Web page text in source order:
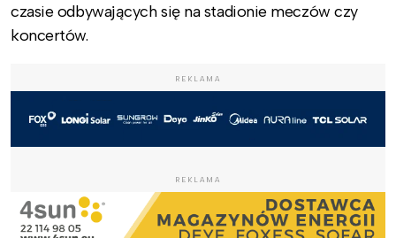
czasie odbywających się na stadionie meczów czy
koncertów.
REKLAMA
REKLAMA